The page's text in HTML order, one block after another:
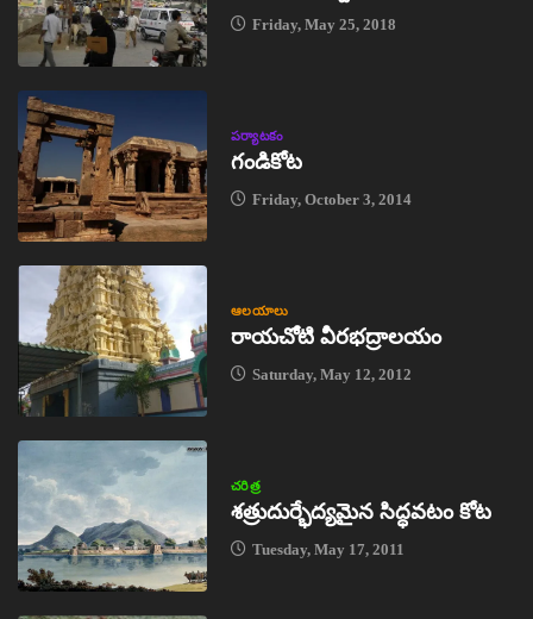
Friday, May 25, 2018
పర్యాటకం
గండికోట
Friday, October 3, 2014
ఆలయాలు
రాయచోటి వీరభద్రాలయం
Saturday, May 12, 2012
చరిత్ర
శత్రుదుర్భేద్యమైన సిద్ధవటం కోట
Tuesday, May 17, 2011